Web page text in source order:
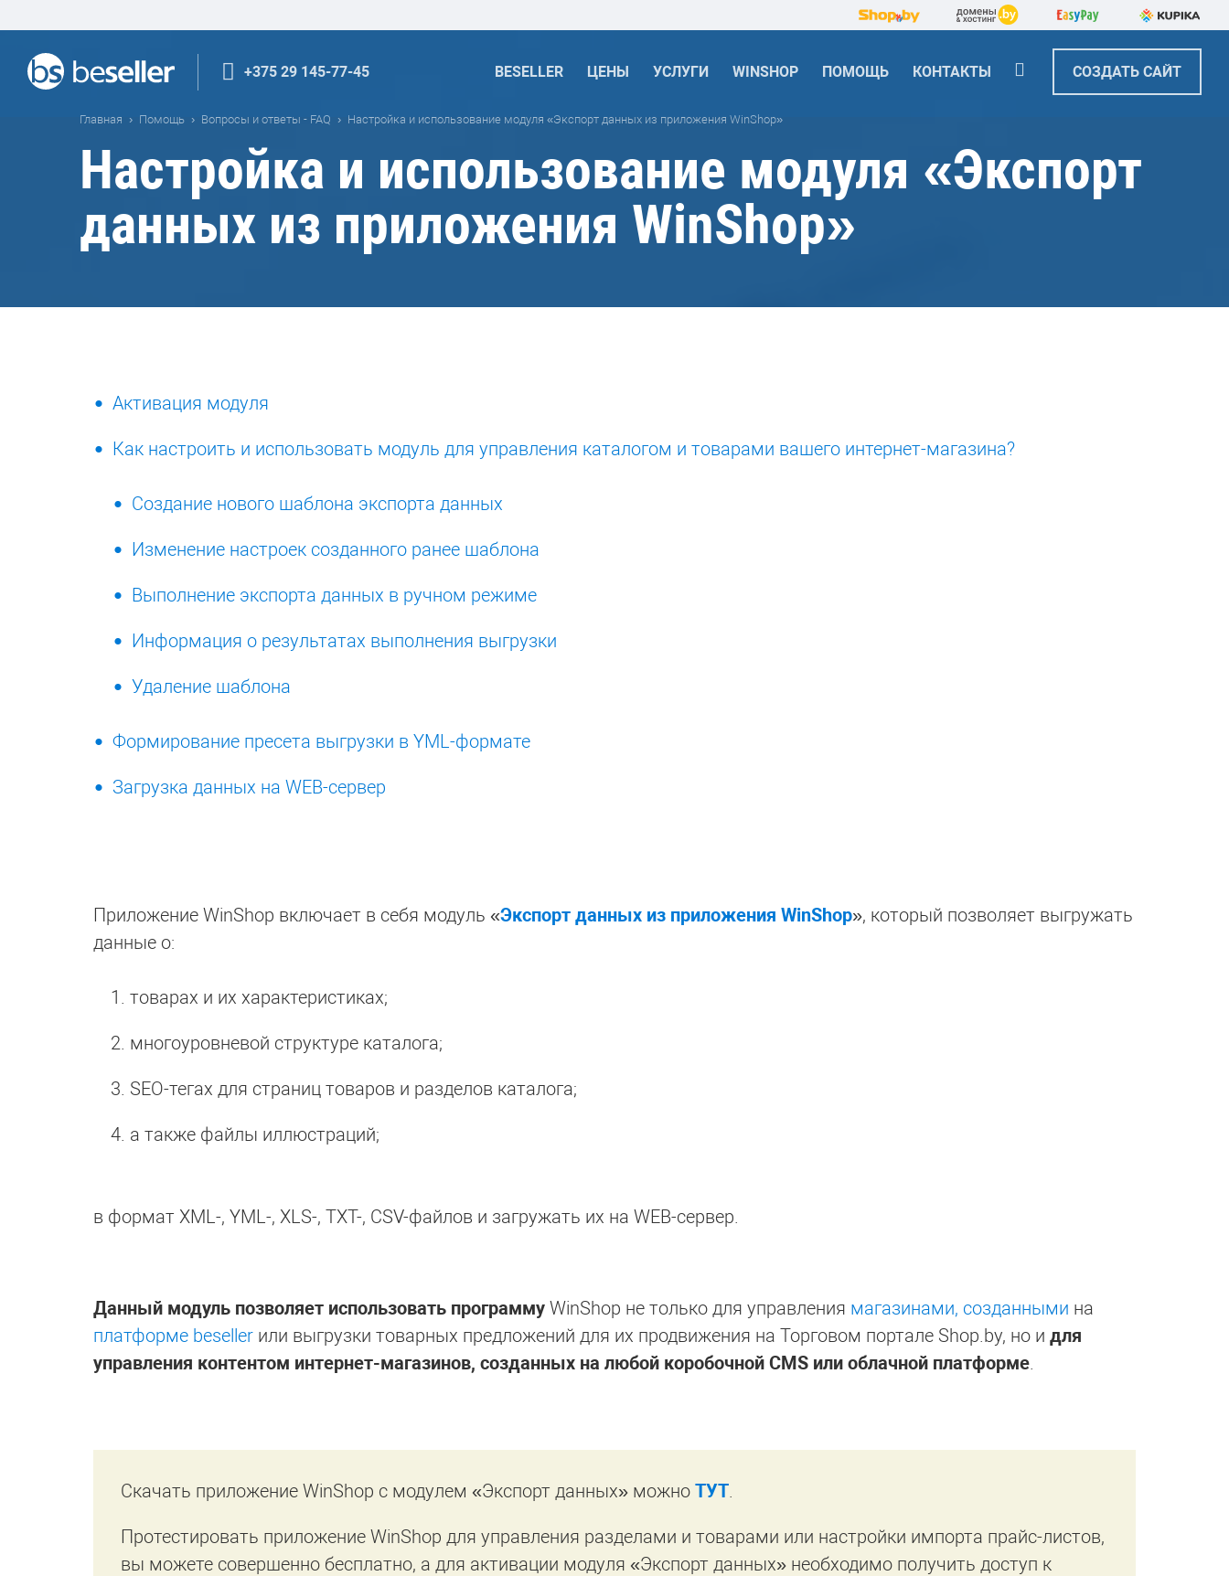
+375 29 145-77-45 BESELLER ЦЕНЫ УСЛУГИ WINSHOP ПОМОЩЬ КОНТАКТЫ СОЗДАТЬ САЙТ
Главная Помощь Вопросы и ответы - FAQ Настройка и использование модуля «Экспорт данных из приложения WinShop»
Настройка и использование модуля «Экспорт
данных из приложения WinShop»
Активация модуля
Как настроить и использовать модуль для управления каталогом и товарами вашего интернет-магазина?
Создание нового шаблона экспорта данных
Изменение настроек созданного ранее шаблона
Выполнение экспорта данных в ручном режиме
Информация о результатах выполнения выгрузки
Удаление шаблона
Формирование пресета выгрузки в YML-формате
Загрузка данных на WEB-сервер
Приложение WinShop включает в себя модуль «Экспорт данных из приложения WinShop», который позволяет выгружать
данные о:
товарах и их характеристиках;
многоуровневой структуре каталога;
SEO-тегах для страниц товаров и разделов каталога;
а также файлы иллюстраций;
в формат XML-, YML-, XLS-, TXT-, CSV-файлов и загружать их на WEB-сервер.
Данный модуль позволяет использовать программу WinShop не только для управления магазинами, созданными на
платформе beseller или выгрузки товарных предложений для их продвижения на Торговом портале Shop.by, но и для
управления контентом интернет-магазинов, созданных на любой коробочной CMS или облачной платформе.
Скачать приложение WinShop с модулем «Экспорт данных» можно ТУТ.
Протестировать приложение WinShop для управления разделами и товарами или настройки импорта прайс-листов,
вы можете совершенно бесплатно, а для активации модуля «Экспорт данных» необходимо получить доступ к